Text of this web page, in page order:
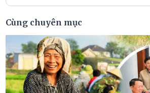
Cùng chuyên mục